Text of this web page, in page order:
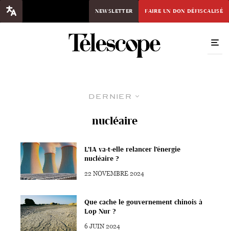
NEWSLETTER FAIRE UN DON DÉFISCALISÉ
Dernier
nucléaire
L’IA va-t-elle relancer l’énergie
nucléaire ?
22 NOVEMBRE 2024
Que cache le gouvernement chinois à
Lop Nur ?
6 JUIN 2024